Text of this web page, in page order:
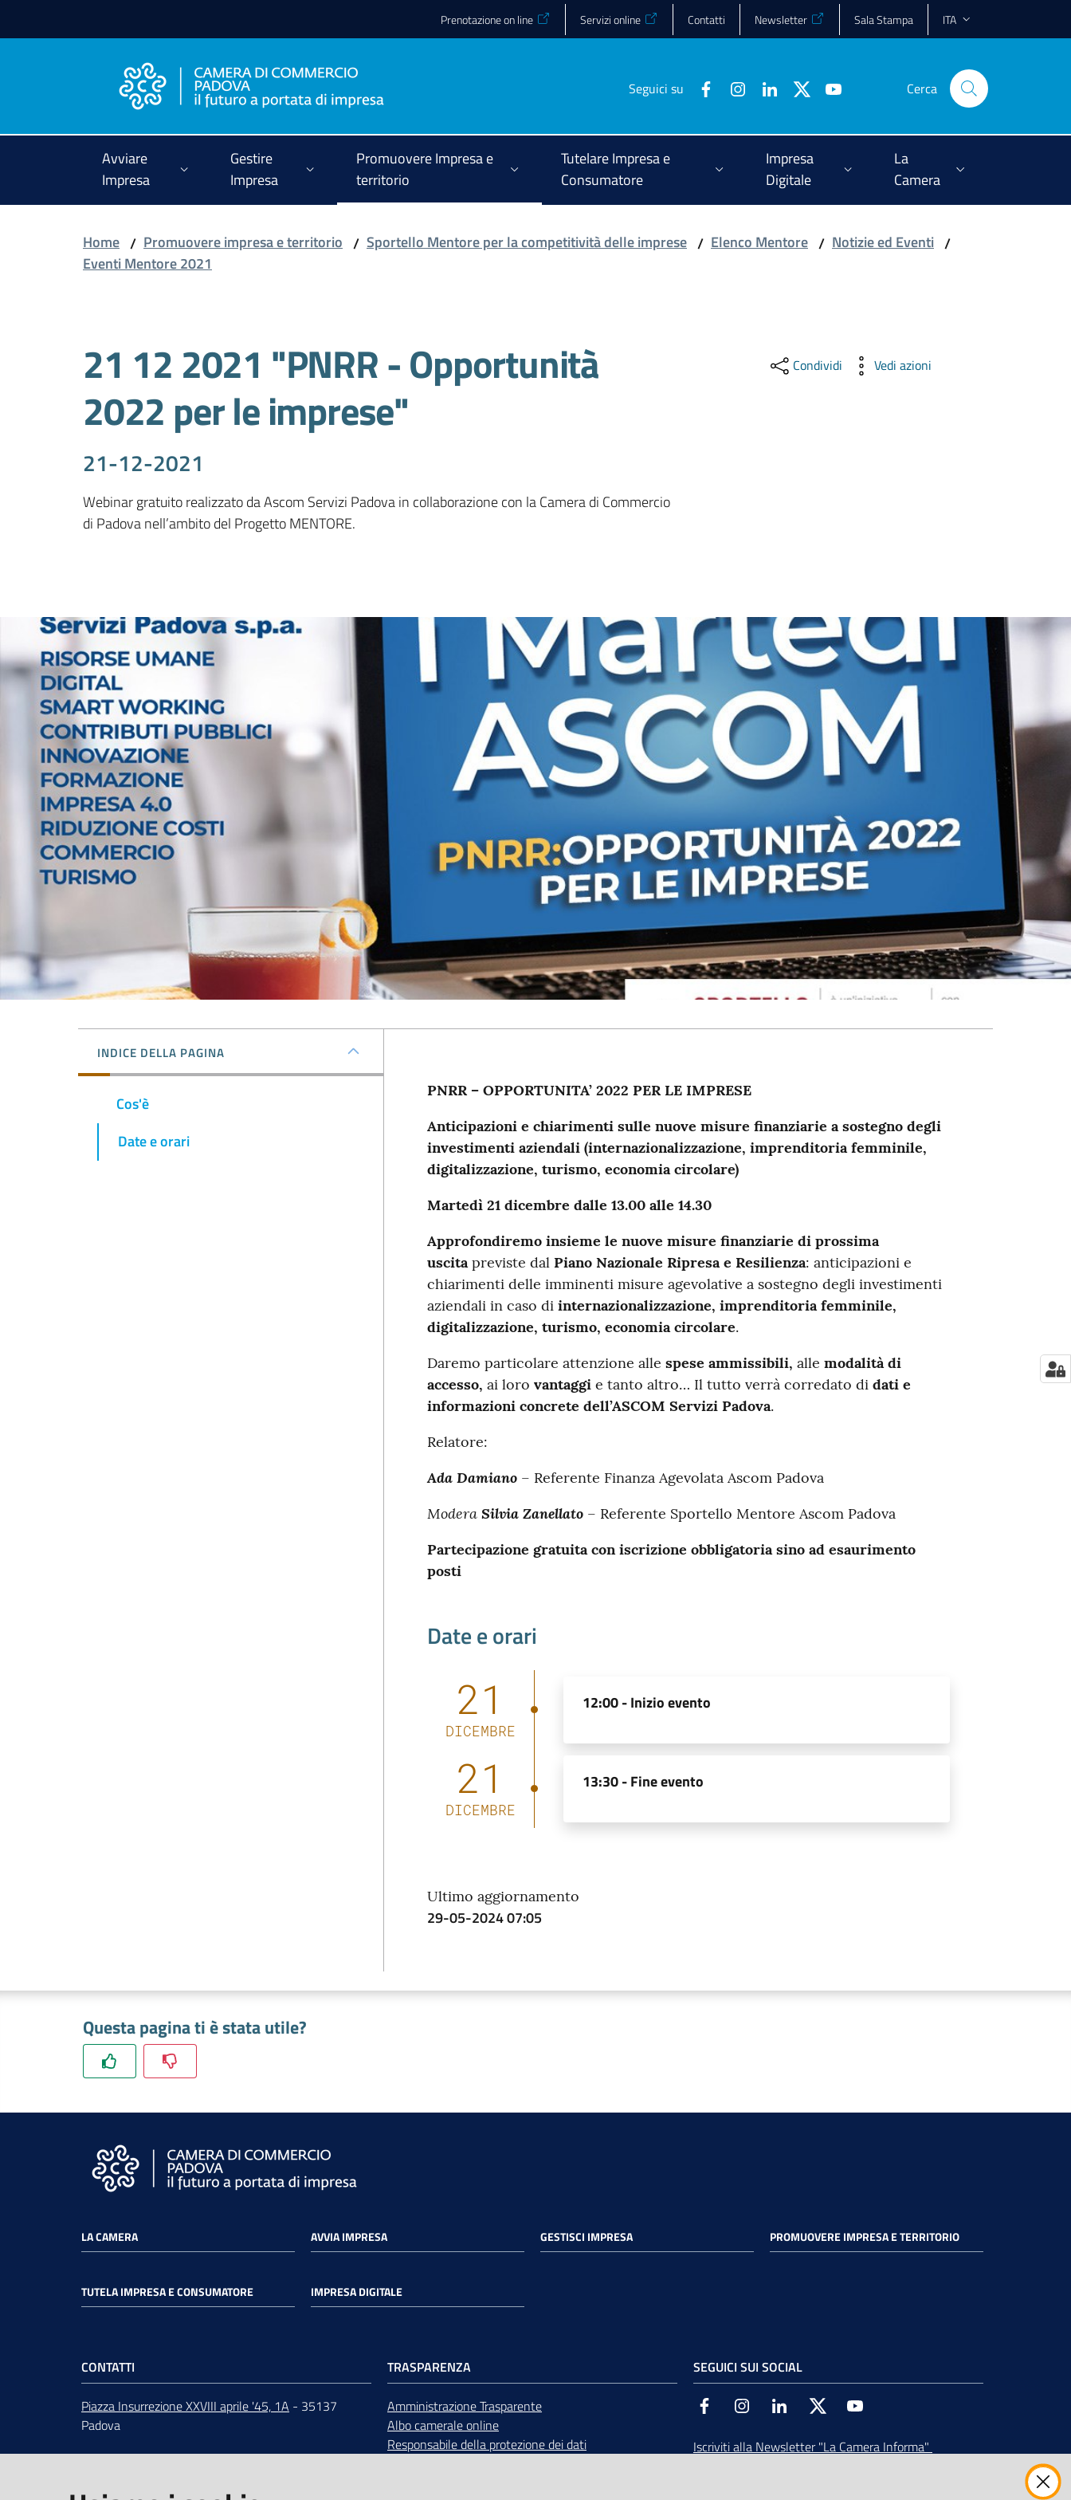
Prenotazione on line Servizi online Contatti Newsletter Sala Stampa ITA
Seguici su Cerca
Avviare
Impresa
Gestire
Impresa
Promuovere Impresa e
territorio
Tutelare Impresa e
Consumatore
Impresa
Digitale
La
Camera
Home / Promuovere impresa e territorio / Sportello Mentore per la competitività delle imprese / Elenco Mentore / Notizie ed Eventi /
Eventi Mentore 2021
21 12 2021 "PNRR - Opportunità
2022 per le imprese"
21-12-2021
Webinar gratuito realizzato da Ascom Servizi Padova in collaborazione con la Camera di Commercio
Condividi Vedi azioni
INDICE DELLA PAGINA
Cos'è
Date e orari
PNRR – OPPORTUNITA’ 2022 PER LE IMPRESE
Anticipazioni e chiarimenti sulle nuove misure finanziarie a sostegno degli
investimenti aziendali (internazionalizzazione, imprenditoria femminile,
digitalizzazione, turismo, economia circolare)
Martedì 21 dicembre dalle 13.00 alle 14.30
Approfondiremo insieme le nuove misure finanziarie di prossima
uscitapreviste dal Piano Nazionale Ripresa e Resilienza: anticipazioni e
chiarimenti delle imminenti misure agevolative a sostegno degli investimenti
aziendali in caso di internazionalizzazione, imprenditoria femminile,
digitalizzazione, turismo, economia circolare.
Daremo particolare attenzione alle spese ammissibili, alle modalità di
accesso, ai loro vantaggie tanto altro… Il tutto verrà corredato di dati e
informazioni concrete dell’ASCOM Servizi Padova.
Relatore:
Ada Damiano– Referente Finanza Agevolata Ascom Padova
ModeraSilvia Zanellato– Referente Sportello Mentore Ascom Padova
Partecipazione gratuita con iscrizione obbligatoria sino ad esaurimento
posti
Date e orari
21
DICEMBRE
12:00 -Inizio evento
21
DICEMBRE
13:30 -Fine evento
Ultimo aggiornamento
29-05-2024 07:05
Questa pagina ti è stata utile?
LA CAMERA AVVIA IMPRESA GESTISCI IMPRESA PROMUOVERE IMPRESA E TERRITORIO
TUTELA IMPRESA E CONSUMATORE IMPRESA DIGITALE
CONTATTI
Piazza Insurrezione XXVIII aprile '45, 1A - 35137
Padova
ORARIdal lunedì al venerdì 9:00 - 12:30
TRASPARENZA
Amministrazione Trasparente
Albo camerale online
Responsabile della protezione dei dati
SEGUICI SUI SOCIAL
Facebook InstagramLinkedin Twitter
Iscriviti alla Newsletter "La Camera Informa"